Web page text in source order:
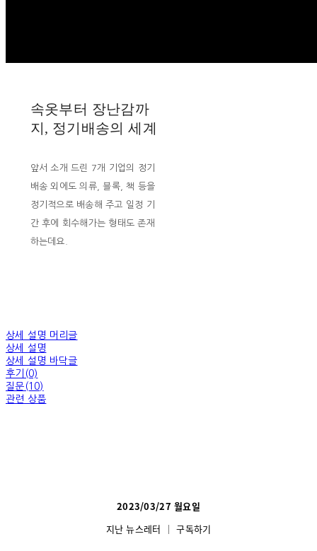
속옷부터 장난감까
지, 정기배송의 세계
앞서 소개 드린 7개 기업의 정기
배송 외에도 의류, 블록, 책 등을
정기적으로 배송해 주고 일정 기
간 후에 회수해가는 형태도 존재
하는데요.
상세 설명 머리글
상세 설명
상세 설명 바닥글
후기(0)
질문(10)
관련 상품
2023/03/27 월요일
지난 뉴스레터 │구독하기